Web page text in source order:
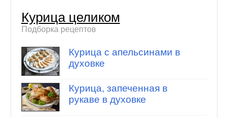
Курица целиком
Подборка рецептов
Курица с апельсинами в
духовке
Курица, запеченная в
рукаве в духовке